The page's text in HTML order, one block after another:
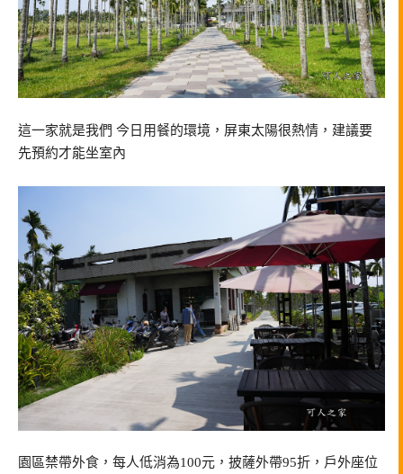
這一家就是我們 今日用餐的環境，屏東太陽很熱情，建議要
先預約才能坐室內
園區禁帶外食，每人低消為100元，披薩外帶95折，戶外座位